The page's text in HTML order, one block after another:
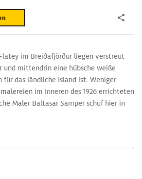
im Breiðafjörður liegen verstreut
und mittendrin eine hübsche weiße
für das ländliche Island ist. Weniger
im Inneren des 1926 errichteten
Maler Baltasar Samper schuf hier in
trägt übrigens einen Islandpullover.